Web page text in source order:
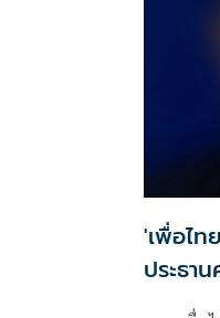
รัฐบาล ซึ่ง
'เพื่อไ
ประธา